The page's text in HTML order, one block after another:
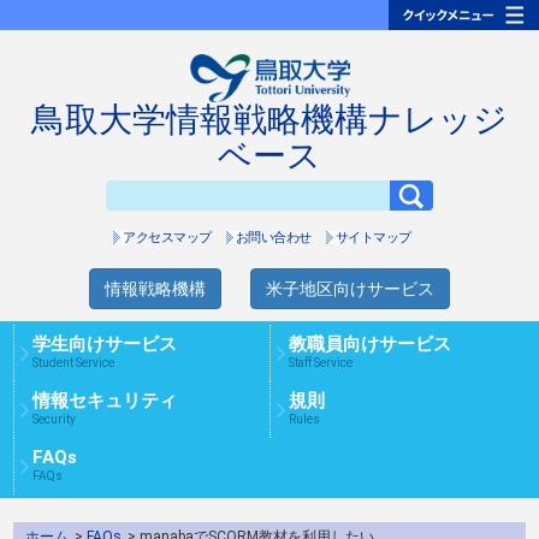
鳥取大学情報戦略機構ナレッジ
ベース
アクセスマップ お問い合わせ サイトマップ
情報戦略機構 米子地区向けサービス
学生向けサービス
Student Service
教職員向けサービス
Staff Service
情報セキュリティ
Security
規則
Rules
FAQs
FAQs